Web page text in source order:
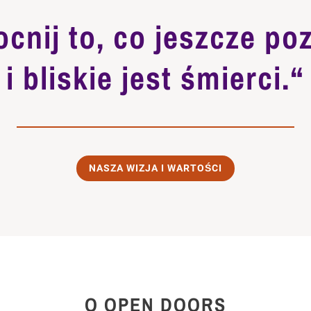
to, co jeszcze
i bliskie jest śmierci.“
NASZA WIZJA I WARTOŚCI
O OPEN DOORS